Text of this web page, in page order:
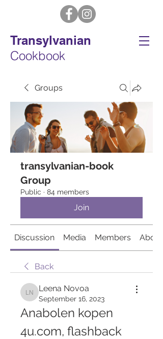
Transylvanian
Cookbook
Groups
transylvanian-book
Group
Public · 84 members
Join
Discussion Media Members About
Back
Leena Novoa
Leena Novoa
September 16, 2023
Anabolen kopen
4u.com, flashback